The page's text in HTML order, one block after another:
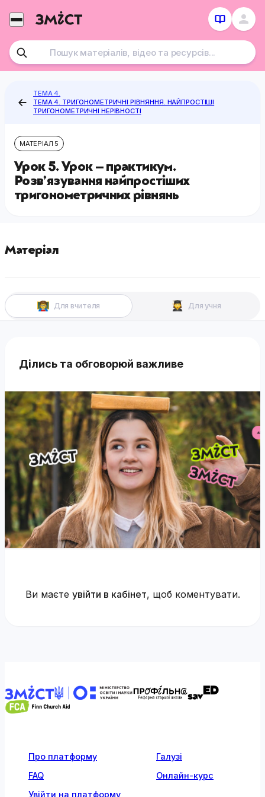
Перейти
до
ТЕМА 4.
ТЕМА 4. ТРИГОНОМЕТРИЧНІ РІВНЯННЯ. НАЙПРОСТІШІ
ТРИГОНОМЕТРИЧНІ НЕРІВНОСТІ
МАТЕРІАЛ 5
Урок 5. Урок – практикум.
Розв’язування найпростіших
тригонометричних рівнянь
Матеріал
Для вчителя Для учня
Ділись та обговорюй важливе
Ви маєте увійти в кабінет, щоб коментувати.
Про платформу
Галузі
FAQ
Онлайн-курс
Увійти на платформу